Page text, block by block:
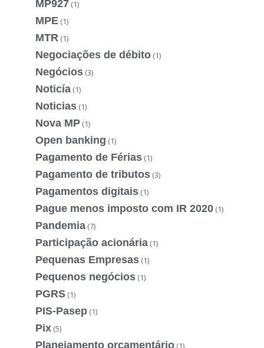
MP927 (1)
MPE (1)
MTR (1)
Negociações de débito (1)
Negócios (3)
Noticía (1)
Noticias (1)
Nova MP (1)
Open banking (1)
Pagamento de Férias (1)
Pagamento de tributos (3)
Pagamentos digitais (1)
Pague menos imposto com IR 2020 (1)
Pandemia (7)
Participação acionária (1)
Pequenas Empresas (1)
Pequenos negócios (1)
PGRS (1)
PIS-Pasep (1)
Pix (5)
Planejamento orçamentário (1)